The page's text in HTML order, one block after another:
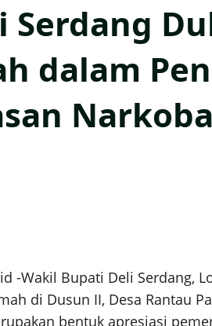
Serdang
dalam
-Wakil Bupati Deli Serdang,
di Dusun II, Desa Rantau
bentuk apresiasi